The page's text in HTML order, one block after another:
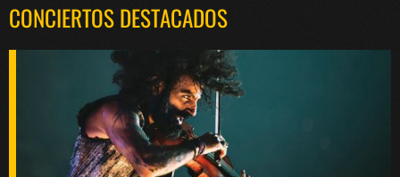
CONCIERTOS DESTACADOS